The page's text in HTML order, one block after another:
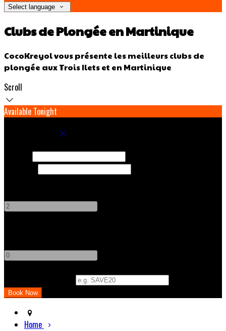
Select language
Clubs de Plongée en Martinique
CocoKreyol vous présente les meilleurs clubs de
plongée aux Trois Ilets et en Martinique
Scroll
Available Tonight
Home